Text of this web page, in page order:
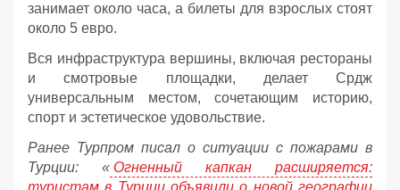
занимает около часа, а билеты для взрослых стоят
около 5 евро.
Вся инфраструктура вершины, включая рестораны
и смотровые площадки, делает Срдж
универсальным местом, сочетающим историю,
спорт и эстетическое удовольствие.
Ранее Турпром писал о ситуации с пожарами в
Турции: « Огненный капкан расширяется: